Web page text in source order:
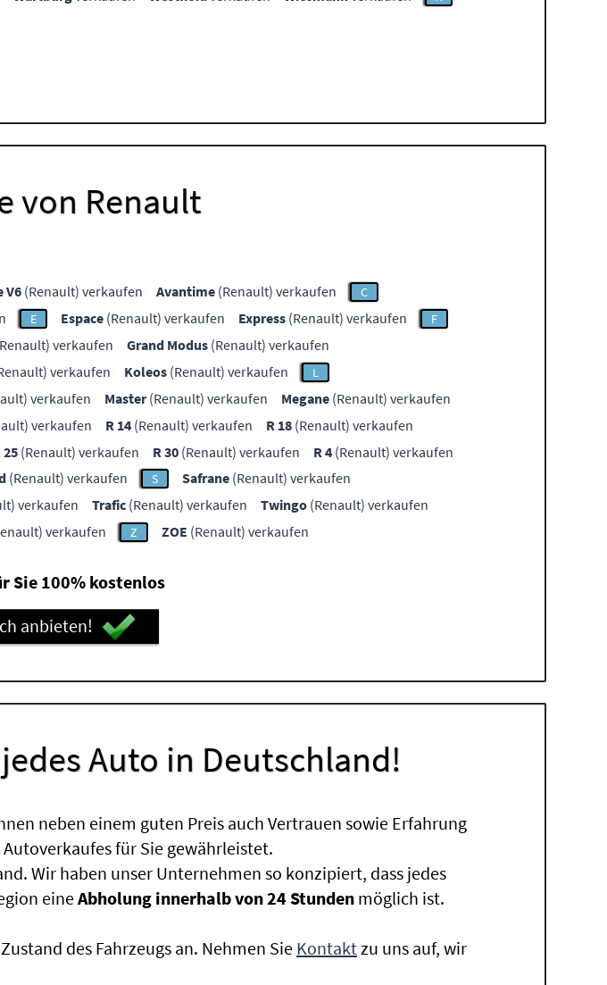
von Renault
V6(Renault) verkaufen Avantime (Renault) verkaufen C
E Espace (Renault) verkaufen Express (Renault) verkaufen F
verkaufen Grand Modus (Renault) verkaufen
verkaufen Koleos (Renault) verkaufen L
verkaufen Master(Renault) verkaufen Megane (Renault) verkaufen
verkaufen R 14 (Renault) verkaufen R 18 (Renault) verkaufen
25 (Renault) verkaufen R 30 (Renault) verkaufen R 4 (Renault) verkaufen
(Renault) verkaufen S Safrane (Renault) verkaufen
verkaufen Trafic (Renault) verkaufen Twingo (Renault) verkaufen
verkaufen Z ZOE (Renault) verkaufen
Sie 100% kostenlos
anbieten!
Auto in Deutschland!
neben einem guten Preis auch Vertrauen sowie Erfahrung
für Sie gewährleistet.
Wir haben unser Unternehmen so konzipiert, dass jedes
eineAbholung innerhalb von 24 Stunden möglich ist.
des Fahrzeugs an. Nehmen Sie Kontaktzu uns auf, wir